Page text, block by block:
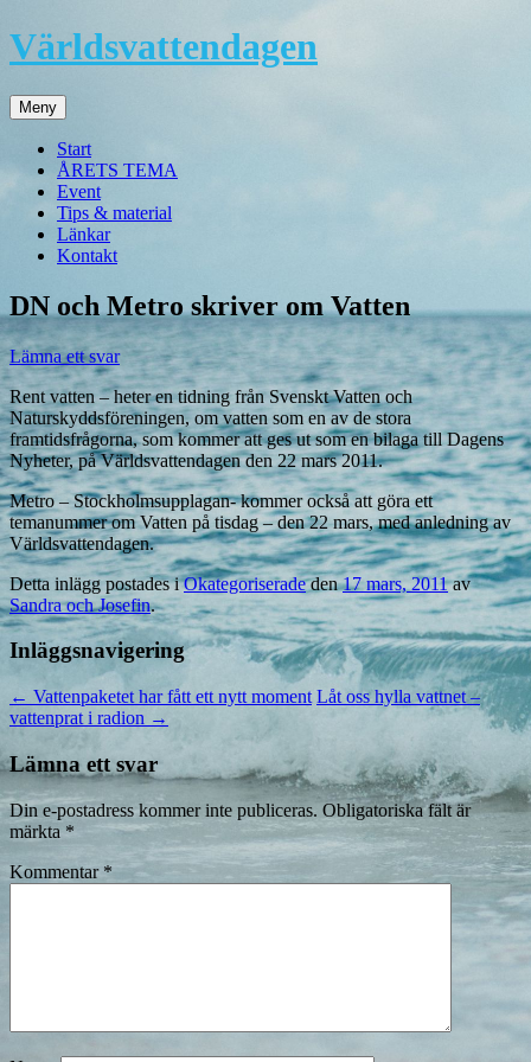
Hoppa
till
Världsvattendagen
Meny
Start
ÅRETS TEMA
Event
Tips & material
Länkar
Kontakt
DN och Metro skriver om Vatten
Lämna ett svar
Rent vatten – heter en tidning från Svenskt Vatten och
Naturskyddsföreningen, om vatten som en av de stora
framtidsfrågorna, som kommer att ges ut som en bilaga till Dagens
Nyheter, på Världsvattendagen den 22 mars 2011.
Metro – Stockholmsupplagan- kommer också att göra ett
temanummer om Vatten på tisdag – den 22 mars, med anledning av
Världsvattendagen.
Detta inlägg postades iOkategoriseradeden17 mars, 2011av
Sandra och Josefin.
Inläggsnavigering
← Vattenpaketet har fått ett nytt moment Låt oss hylla vattnet –
vattenprat i radion →
Lämna ett svar
Din e-postadress kommer inte publiceras. Obligatoriska fält är
märkta *
Kommentar *